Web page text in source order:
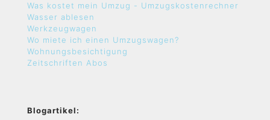
Was kostet mein Umzug - Umzugskostenrechner
Wasser ablesen
Werkzeugwagen
Wo miete ich einen Umzugswagen?
Wohnungsbesichtigung
Zeitschriften Abos
Blogartikel: